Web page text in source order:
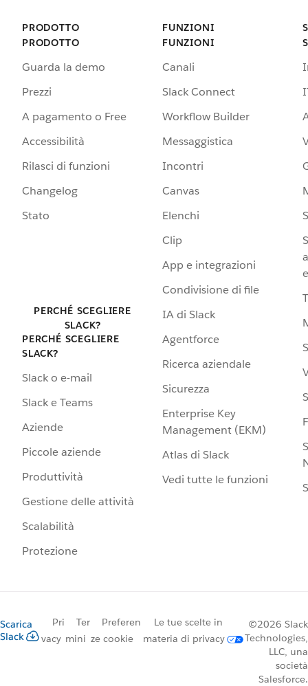
PRODOTTO
PRODOTTO
Guarda la demo
Prezzi
A pagamento o Free
Accessibilità
Rilasci di funzioni
Changelog
Stato
PERCHÉ SCEGLIERE
SLACK?
PERCHÉ SCEGLIERE
SLACK?
Slack o e-mail
Slack e Teams
Aziende
Piccole aziende
Produttività
Gestione delle attività
Scalabilità
Protezione
FUNZIONI
FUNZIONI
Canali
Slack Connect
Workflow Builder
Messaggistica
Incontri
Canvas
Elenchi
Clip
App e integrazioni
Condivisione di file
IA di Slack
Agentforce
Ricerca aziendale
Sicurezza
Enterprise Key
Management (EKM)
Atlas di Slack
Vedi tutte le funzioni
Scarica
Slack
Pri
vacy
Ter
mini
Preferen
ze cookie
Le tue scelte in
materia di privacy
©2026 Slack
Technologies,
LLC, una
società
Salesforce.